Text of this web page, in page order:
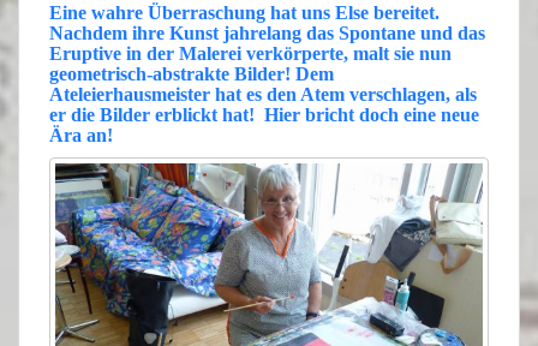
Eine wahre Überraschung hat uns Else bereitet.
Nachdem ihre Kunst jahrelang das Spontane und das
Eruptive in der Malerei verkörperte, malt sie nun
geometrisch-abstrakte Bilder! Dem
Ateleierhausmeister hat es den Atem verschlagen, als
er die Bilder erblickt hat! Hier bricht doch eine neue
Ära an!